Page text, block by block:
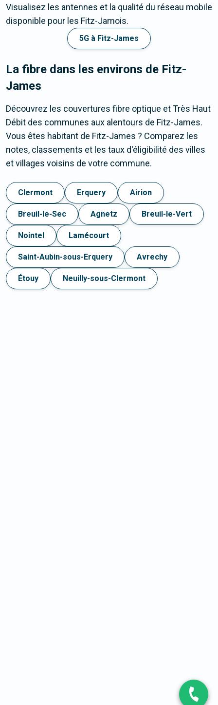
Visualisez les antennes et la qualité du réseau mobile
disponible pour les Fitz-Jamois.
5G à Fitz-James
La fibre dans les environs de Fitz-
James
Découvrez les couvertures fibre optique et Très Haut
Débit des communes aux alentours de Fitz-James.
Vous êtes habitant de Fitz-James ? Comparez les
notes, classements et les taux d'éligibilité des villes
et villages voisins de votre commune.
Clermont Erquery Airion
Breuil-le-Sec Agnetz Breuil-le-Vert
Nointel Lamécourt
Saint-Aubin-sous-Erquery Avrechy
Étouy Neuilly-sous-Clermont